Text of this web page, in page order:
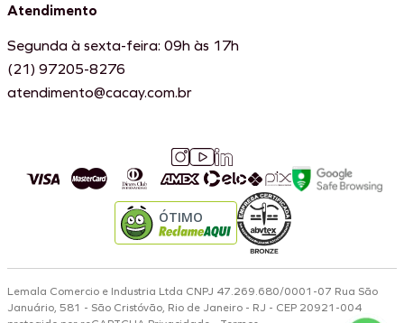
Atendimento
Segunda à sexta-feira: 09h às 17h
(21) 97205-8276
atendimento@cacay.com.br
ÓTIMO
Lemala Comercio e Industria Ltda CNPJ 47.269.680/0001-07 Rua São
Januário, 581 - São Cristóvão, Rio de Janeiro - RJ - CEP 20921-004